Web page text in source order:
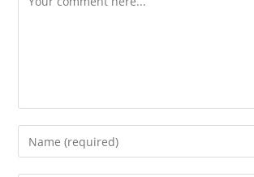
Enter
your